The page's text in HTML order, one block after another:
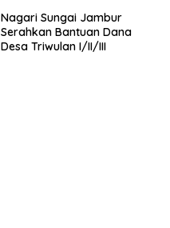
Nagari Sungai Jambur
Serahkan Bantuan Dana
Desa Triwulan I/II/III